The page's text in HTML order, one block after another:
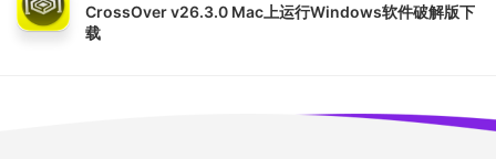
CrossOver v26.3.0 Mac上运行Windows软件破解版下
载